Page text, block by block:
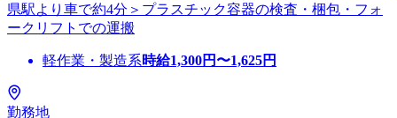
県駅より車で約4分＞プラスチック容器の検査・梱包・フォ
ークリフトでの運搬
軽作業・製造系時給1,300円〜1,625円
勤務地